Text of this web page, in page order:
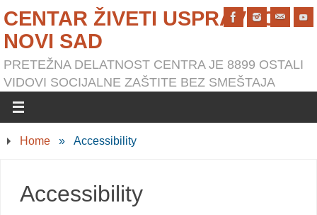
CENTAR ŽIVETI USPRAVNO
NOVI SAD
PRETEŽNA DELATNOST CENTRA JE 8899 OSTALI
VIDOVI SOCIJALNE ZAŠTITE BEZ SMEŠTAJA
Home » Accessibility
Accessibility